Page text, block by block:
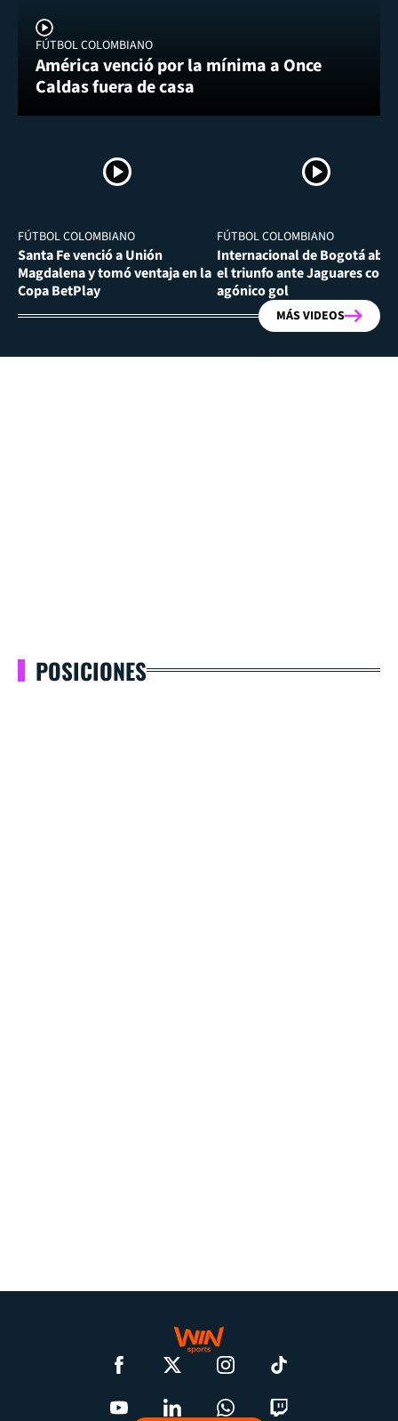
FÚTBOL COLOMBIANO
América venció por la mínima a Once
Caldas fuera de casa
FÚTBOL COLOMBIANO
Santa Fe venció a Unión
Magdalena y tomó ventaja en la
Copa BetPlay
FÚTBOL COLOMBIANO
Internacional de Bogotá
el triunfo ante Jaguares con
agónico gol
MÁS VIDEOS
POSICIONES